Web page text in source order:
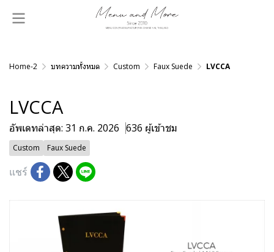
Home-2 บทความทั้งหมด Custom Faux Suede LVCCA
LVCCA
อัพเดทล่าสุด: 31 ก.ค. 2026 636 ผู้เข้าชม
Custom Faux Suede
แชร์